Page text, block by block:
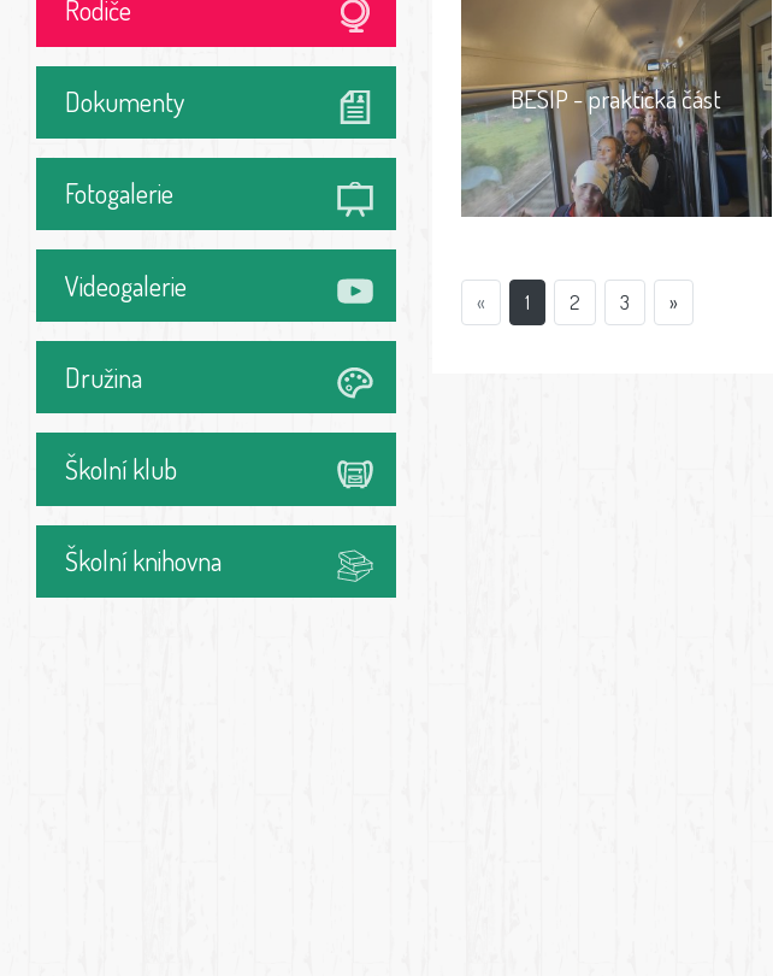
Rodiče
Dokumenty
Fotogalerie
Videogalerie
Družina
Školní klub
Školní knihovna
BESIP - praktická část
« 1 2 3 »